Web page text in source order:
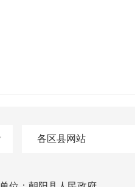
各区县网站